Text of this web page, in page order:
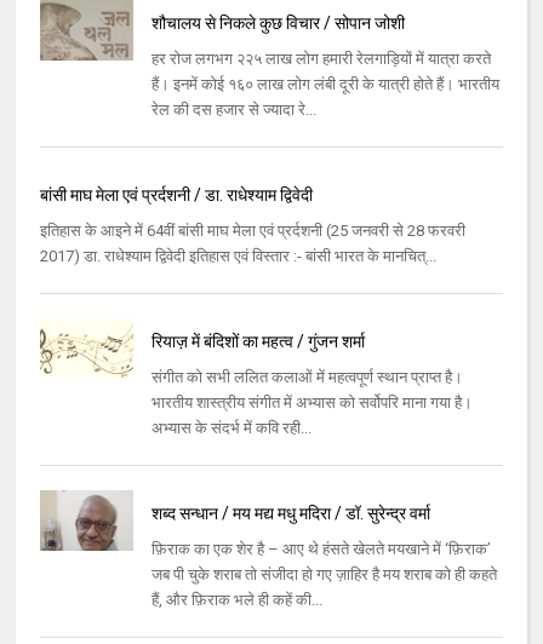
शौचालय से निकले कुछ विचार / सोपान जोशी
हर रोज लगभग २२५ लाख लोग हमारी रेलगाड़ियों में यात्रा करते
हैं। इनमें कोई १६० लाख लोग लंबी दूरी के यात्री होते हैं। भारतीय
रेल की दस हजार से ज्यादा रे...
बांसी माघ मेला एवं प्रर्दशनी / डा. राधेश्याम द्विवेदी
इतिहास के आइने में 64वीं बांसी माघ मेला एवं प्रर्दशनी (25 जनवरी से 28 फरवरी
2017) डा. राधेश्याम द्विवेदी इतिहास एवं विस्तार :- बांसी भारत के मानचित्...
रियाज़ में बंदिशों का महत्‍व / गुंजन शर्मा
संगीत को सभी ललित कलाओं में महत्‍वपूर्ण स्‍थान प्राप्‍त है।
भारतीय शास्‍त्रीय संगीत में अभ्यास को सर्वोपरि माना गया है।
अभ्यास के संदर्भ में कवि रही...
शब्द सन्धान / मय मद्य मधु मदिरा / डॉ. सुरेन्द्र वर्मा
फ़िराक का एक शेर है – आए थे हंसते खेलते मयखाने में ‘फ़िराक’
जब पी चुके शराब तो संजीदा हो गए ज़ाहिर है मय शराब को ही कहते
हैं, और फ़िराक भले ही कहें की...